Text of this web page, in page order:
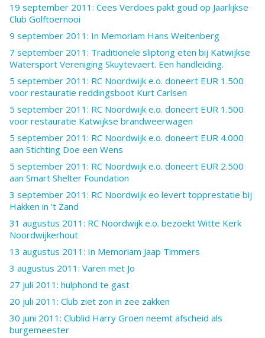
19 september 2011: Cees Verdoes pakt goud op Jaarlijkse
Club Golftoernooi
9 september 2011: In Memoriam Hans Weitenberg
7 september 2011: Traditionele sliptong eten bij Katwijkse
Watersport Vereniging Skuytevaert. Een handleiding.
5 september 2011: RC Noordwijk e.o. doneert EUR 1.500
voor restauratie reddingsboot Kurt Carlsen
5 september 2011: RC Noordwijk e.o. doneert EUR 1.500
voor restauratie Katwijkse brandweerwagen
5 september 2011: RC Noordwijk e.o. doneert EUR 4.000
aan Stichting Doe een Wens
5 september 2011: RC Noordwijk e.o. doneert EUR 2.500
aan Smart Shelter Foundation
3 september 2011: RC Noordwijk eo levert topprestatie bij
Hakken in ’t Zand
31 augustus 2011: RC Noordwijk e.o. bezoekt Witte Kerk
Noordwijkerhout
13 augustus 2011: In Memoriam Jaap Timmers
3 augustus 2011: Varen met Jo
27 juli 2011: hulphond te gast
20 juli 2011: Club ziet zon in zee zakken
30 juni 2011: Clublid Harry Groen neemt afscheid als
burgemeester